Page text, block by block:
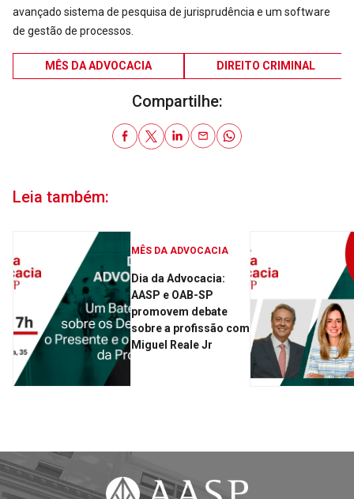
avançado sistema de pesquisa de jurisprudência e um software
de gestão de processos.
MÊS DA ADVOCACIA DIREITO CRIMINAL
Compartilhe:
Leia também:
MÊS DA ADVOCACIA
Dia da Advocacia:
AASP e OAB-SP
promovem debate
sobre a profissão com
Miguel Reale Jr